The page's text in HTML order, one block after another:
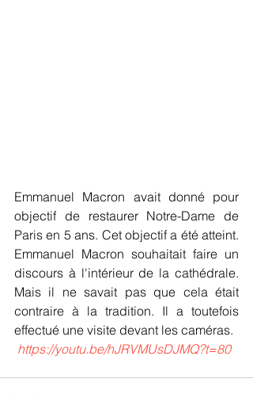
Emmanuel Macron avait donné pour
objectif de restaurer Notre-Dame de
Paris en 5 ans. Cet objectif a été atteint.
Emmanuel Macron souhaitait faire un
discours à l'intérieur de la cathédrale.
Mais il ne savait pas que cela était
contraire à la tradition. Il a toutefois
effectué une visite devant les caméras.
https://youtu.be/hJRVMUsDJMQ?t=80